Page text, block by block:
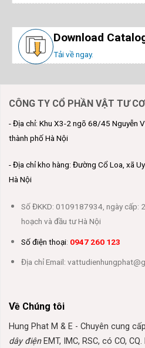
Download
Tải về ngay.
CÔNG TY CỔ PHẦN VẬT TƯ
- Địa chỉ: Khu X3-2 ngõ 68/45 Nguyễn
thành phố Hà Nội
- Địa chỉ kho hàng: Đường Cổ Loa, xã
Hà Nội
Số ĐKKD: 0109187934, ngày cấp:
hoạch và đầu tư Hà Nội
Số điện thoại: 0947 260 123
Địa chỉ Email:
Về Chúng tôi
Hung Phat M & E - Chuyên cung cấp
dây điệnEMT, IMC, RSC, có CO,